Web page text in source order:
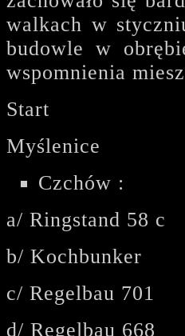
walkach w
budowle w
wspomnienia
Start
Myślenice
Czchów :
a/ Ringstand 58 c
b/ Kochbunker
c/ Regelbau 701
d/ Regelbau 668